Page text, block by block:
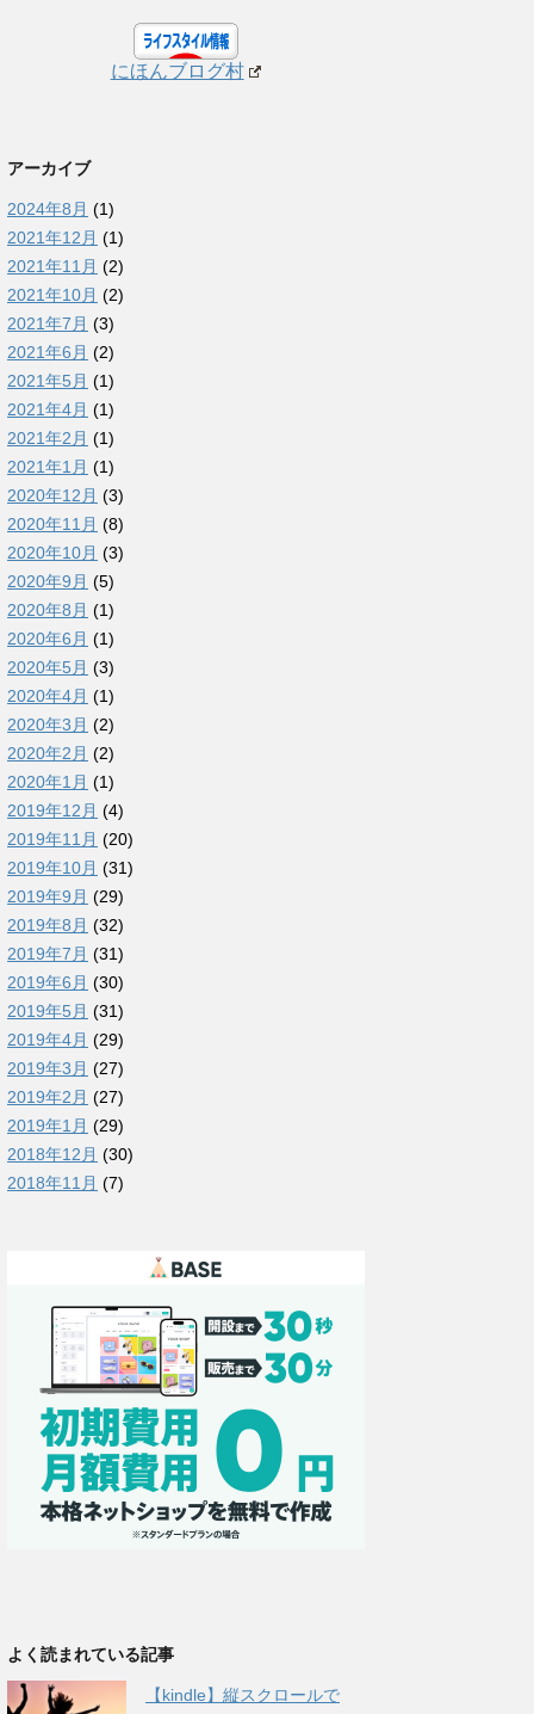
にほんブログ村
アーカイブ
2024年8月 (1)
2021年12月 (1)
2021年11月 (2)
2021年10月 (2)
2021年7月 (3)
2021年6月 (2)
2021年5月 (1)
2021年4月 (1)
2021年2月 (1)
2021年1月 (1)
2020年12月 (3)
2020年11月 (8)
2020年10月 (3)
2020年9月 (5)
2020年8月 (1)
2020年6月 (1)
2020年5月 (3)
2020年4月 (1)
2020年3月 (2)
2020年2月 (2)
2020年1月 (1)
2019年12月 (4)
2019年11月 (20)
2019年10月 (31)
2019年9月 (29)
2019年8月 (32)
2019年7月 (31)
2019年6月 (30)
2019年5月 (31)
2019年4月 (29)
2019年3月 (27)
2019年2月 (27)
2019年1月 (29)
2018年12月 (30)
2018年11月 (7)
よく読まれている記事
【kindle】縦スクロールで